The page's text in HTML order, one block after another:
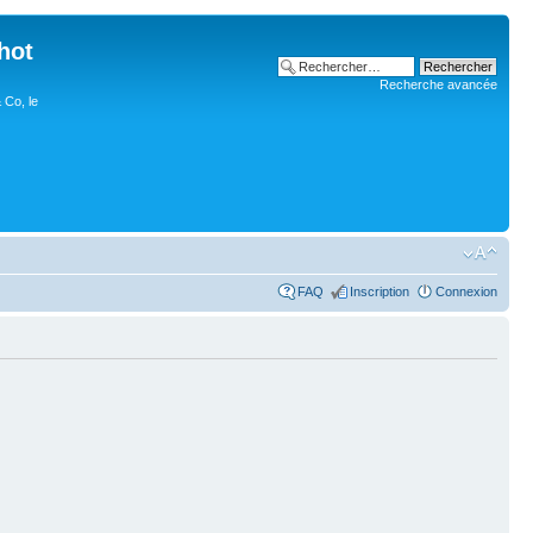
Co, le
Recherche avancée
FAQ Inscription Connexion